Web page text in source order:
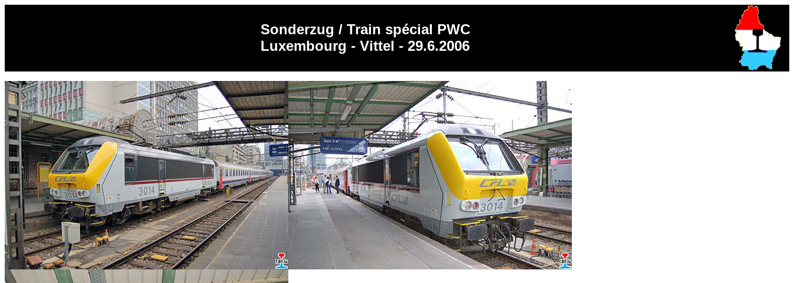
Sonderzug / Train spécial PWC
Luxembourg - Vittel - 29.6.2006